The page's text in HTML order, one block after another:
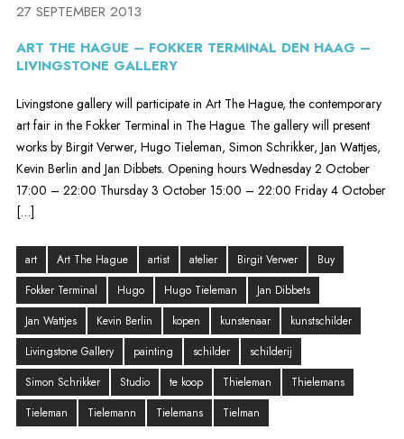
27 SEPTEMBER 2013
ART THE HAGUE – FOKKER TERMINAL DEN HAAG –
LIVINGSTONE GALLERY
Livingstone gallery will participate in Art The Hague, the contemporary
art fair in the Fokker Terminal in The Hague. The gallery will present
works by Birgit Verwer, Hugo Tieleman, Simon Schrikker, Jan Wattjes,
Kevin Berlin and Jan Dibbets. Opening hours Wednesday 2 October
17:00 – 22:00 Thursday 3 October 15:00 – 22:00 Friday 4 October
[…]
art Art The Hague artist atelier Birgit Verwer
Buy
Fokker Terminal
Hugo Hugo Tieleman
Jan Dibbets
Jan Wattjes
Kevin Berlin kopen kunstenaar
kunstschilder
Livingstone Gallery
painting schilder
schilderij
Simon Schrikker
Studio te koop Thieleman
Thielemans
Tieleman
Tielemann Tielemans Tielman